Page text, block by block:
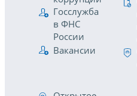
Госслужба
в ФНС
России
Вакансии